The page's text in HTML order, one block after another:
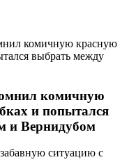
комичную красную
выбрать между
комичную
и попытался
и Вернидубом
ситуацию с